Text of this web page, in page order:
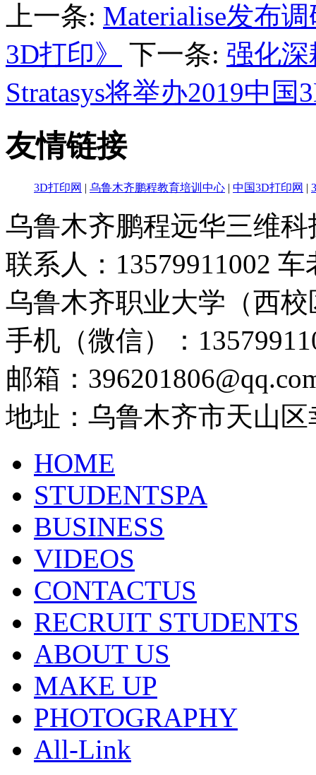
上一条: Materialise发布
3D打印》
下一条: 强化
Stratasys将举办2019中
友情链接
3D打印网 | 乌鲁木齐鹏程教育培训中心 | 中国3D打印网 |
乌鲁木齐鹏程远华三维
联系人：13579911002 车
乌鲁木齐职业大学（西校
手机（微信）：
邮箱：
地址：乌鲁木齐市天山
HOME
STUDENTSPA
BUSINESS
VIDEOS
CONTACTUS
RECRUIT STUDENTS
ABOUT US
MAKE UP
PHOTOGRAPHY
All-Link